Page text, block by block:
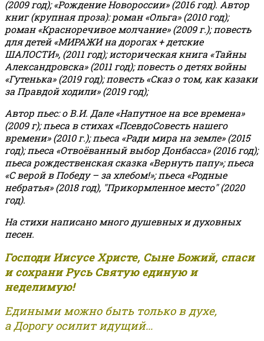
(2009 год); «Рождение Новороссии» (2016 год). Автор
книг (крупная проза): роман «Ольга» (2010 год);
роман «Красноречивое молчание» (2009 г.); повесть
для детей «МИРАЖИ на дорогах + детские
ШАЛОСТИ», (2011 год); историческая книга «Тайны
Александровска» (2011 год); повесть о детях войны
«Гутенька» (2019 год); повесть «Сказ о том, как казаки
за Правдой ходили» (2019 год);
Автор пьес: о В.И. Дале «Напутное на все времена»
(2009 г); пьеса в стихах «ПсевдоСовесть нашего
времени» (2010 г.); пьеса «Ради мира на земле» (2015
год); пьеса «Отвоёванный выбор Донбасса» (2016 год);
пьеса рождественская сказка «Вернуть папу»; пьеса
«С верой в Победу – за хлебом!»;пьеса «Родные
небратья» (2018 год), "Прикормленное место" (2020
год).
На стихи написано много душевных и духовных
песен.
Господи Иисусе Христе, Сыне Божий, спаси
и сохрани Русь Святую единую и
неделимую!
Едиными можно быть только в духе,
а Дорогу осилит идущий...